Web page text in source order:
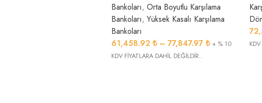
Bankoları, Orta Boyutlu Karşılama
Bankoları, Yüksek Kasalı Karşılama
Bankoları
61,458.92 ₺ – 77,847.97 ₺ + % 10
KDV FİYATLARA DAHİL DEĞİLDİR..